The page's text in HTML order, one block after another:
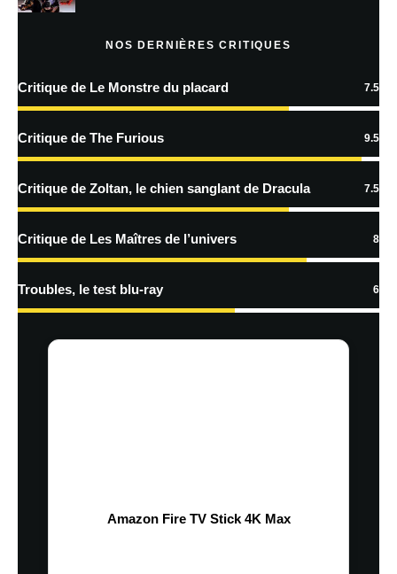
plus sur la façon dont les données de vos commentaires sont
NOS DERNIÈRES CRITIQUES
Critique de Le Monstre du placard 7.5
Critique de The Furious 9.5
Critique de Zoltan, le chien sanglant de Dracula 7.5
Critique de Les Maîtres de l’univers 8
Troubles, le test blu-ray 6
Amazon Fire TV Stick 4K Max